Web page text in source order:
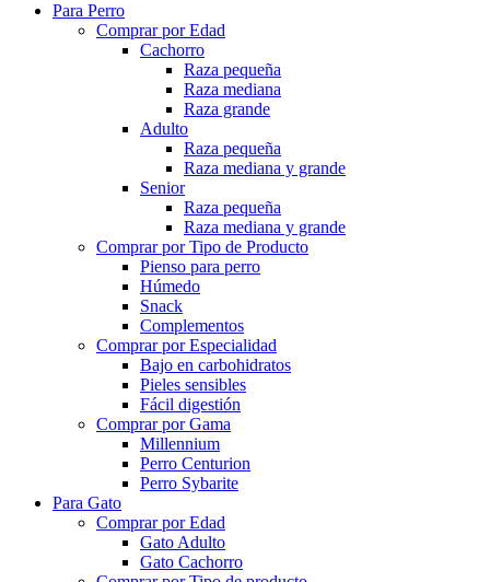
Para Perro
Comprar por Edad
Cachorro
Raza pequeña
Raza mediana
Raza grande
Adulto
Raza pequeña
Raza mediana y grande
Senior
Raza pequeña
Raza mediana y grande
Comprar por Tipo de Producto
Pienso para perro
Húmedo
Snack
Complementos
Comprar por Especialidad
Bajo en carbohidratos
Pieles sensibles
Fácil digestión
Comprar por Gama
Millennium
Perro Centurion
Perro Sybarite
Para Gato
Comprar por Edad
Gato Adulto
Gato Cachorro